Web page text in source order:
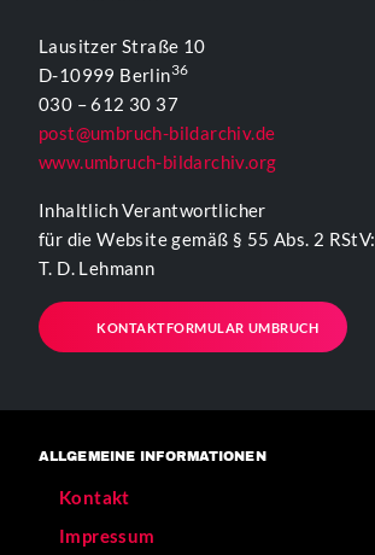
Lausitzer Straße 10
D-10999 Berlin36
030 – 612 30 37
post@umbruch-bildarchiv.de
www.umbruch-bildarchiv.org
Inhaltlich Verantwortlicher
für die Website gemäß § 55 Abs. 2 RStV:
T. D. Lehmann
KONTAKTFORMULAR UMBRUCH
ALLGEMEINE INFORMATIONEN
Kontakt
Impressum